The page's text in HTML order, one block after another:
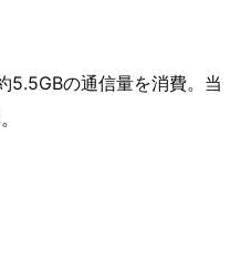
5.5GBの通信量を消費。当